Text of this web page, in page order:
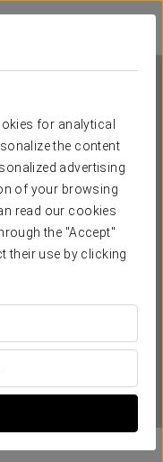
for analytical
the content
advertising
of your browsing
read our cookies
the "Accept"
their use by clicking
de San
САНТА-МАРИЯ
